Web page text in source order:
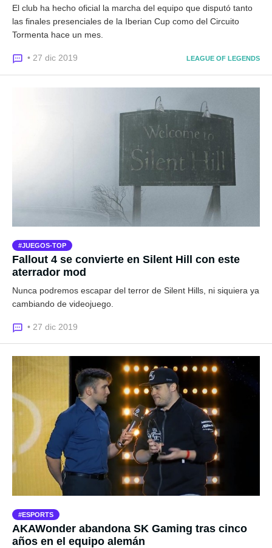
El club ha hecho oficial la marcha del equipo que disputó tanto
las finales presenciales de la Iberian Cup como del Circuito
Tormenta hace un mes.
• 27 dic 2019 LEAGUE OF LEGENDS
JUEGOS-TOP
Fallout 4 se convierte en Silent Hill con este
aterrador mod
Nunca podremos escapar del terror de Silent Hills, ni siquiera ya
cambiando de videojuego.
• 27 dic 2019
ESPORTS
AKAWonder abandona SK Gaming tras cinco
años en el equipo alemán